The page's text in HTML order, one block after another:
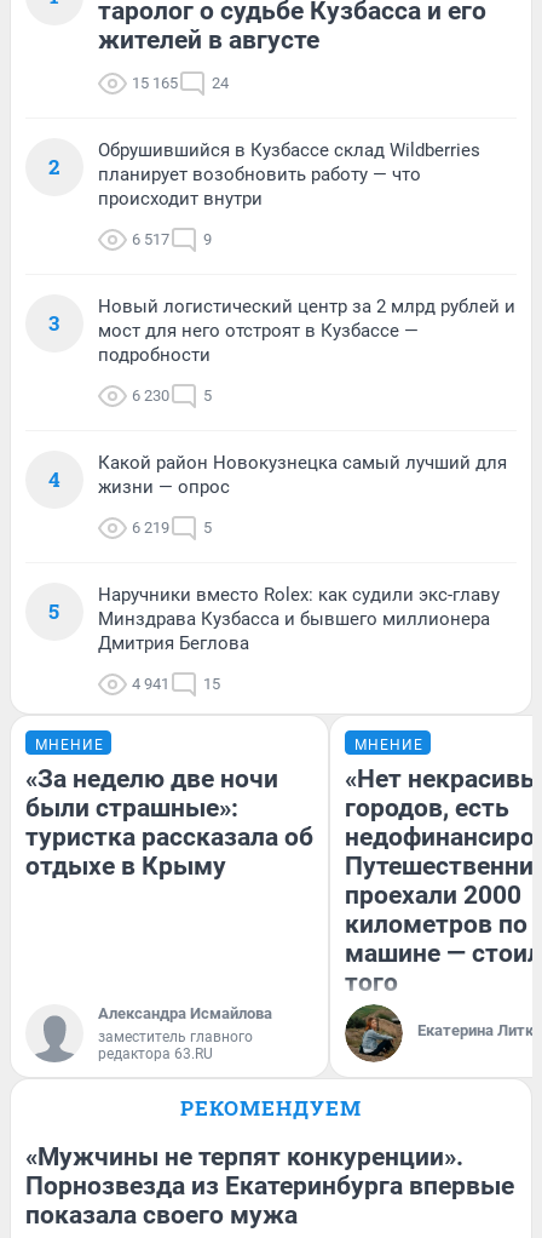
таролог о судьбе Кузбасса и его
жителей в августе
15 165 24
2
Обрушившийся в Кузбассе склад Wildberries
планирует возобновить работу — что
происходит внутри
6 517 9
3
Новый логистический центр за 2 млрд рублей и
мост для него отстроят в Кузбассе —
подробности
6 230 5
4
Какой район Новокузнецка самый лучший для
жизни — опрос
6 219 5
5
Наручники вместо Rolex: как судили экс-главу
Минздрава Кузбасса и бывшего миллионера
Дмитрия Беглова
4 941 15
МНЕНИЕ
«За неделю две ночи
были страшные»:
туристка рассказала об
отдыхе в Крыму
Александра Исмайлова
заместитель главного
редактора 63.RU
МНЕНИЕ
«Нет
городов, есть
проехали 2000
километров по
машине —
того
Екатерина
РЕКОМЕНДУЕМ
«Мужчины не терпят конкуренции».
Порнозвезда из Екатеринбурга впервые
показала своего мужа